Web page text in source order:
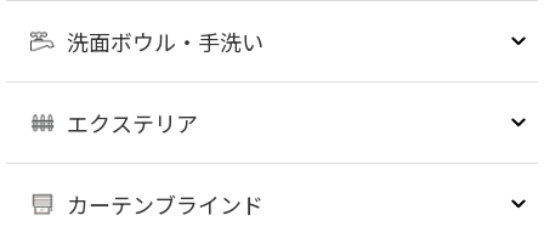
洗面ボウル・手洗い
エクステリア
カーテンブラインド